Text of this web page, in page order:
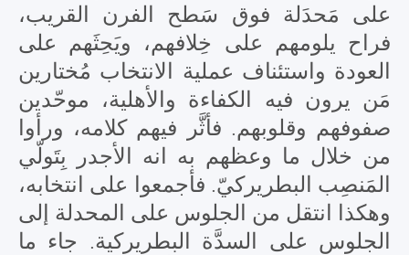
على مَحدَلة فوق سَطح الفرن القريب،
فراح يلومهم على خِلافهم، ويَحِثَهم على
العودة واستئناف عملية الانتخاب مُختارين
مَن يرون فيه الكفاءة والأهلية، موحّدين
صفوفهم وقلوبهم. فأثَّر فيهم كلامه، ورأوا
من خلال ما وعظهم به انه الأجدر بِتَولّي
المَنصِب البطريركيّ. فأجمعوا على انتخابه،
وهكذا انتقل من الجلوس على المحدلة إلى
الجلوس على السدَّة البطريركية. جاء ما